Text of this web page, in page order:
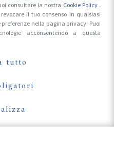
e Fotografi
On
consultare la nostra Cookie Policy .
il tuo consenso in qualsiasi
nella pagina privacy. Puoi
acconsentendo a questa
tutto